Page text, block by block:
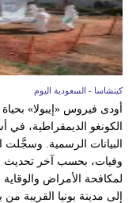
كينشاسا - السعودية اليوم
الكونغو الديمقراطية،
وفيات، بحسب آخر تحديث
لمكافحة الأمراض والوقاية
إلى مدينة بونيا القريبة